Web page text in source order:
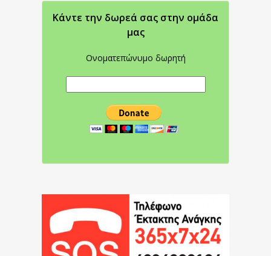
Κάντε την δωρεά σας στην oμάδα
μας
Ονοματεπώνυμο δωρητή